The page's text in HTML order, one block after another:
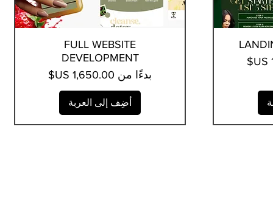
العرض السريع
FULL WEBSITE
DEVELOPMENT
بدءًا من
سعر البيع
أضِف إلى العربة